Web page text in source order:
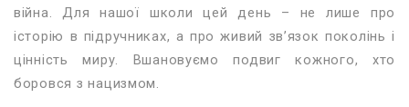
війна. Для нашої школи цей день – не лише про
історію в підручниках, а про живий зв’язок поколінь і
цінність миру. Вшановуємо подвиг кожного, хто
боровся з нацизмом.